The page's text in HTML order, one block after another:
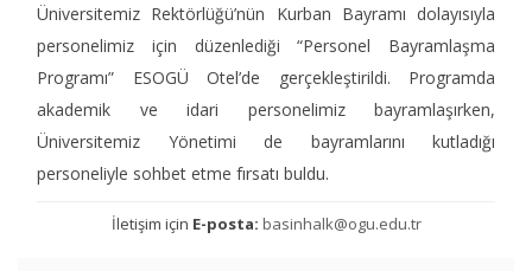
Üniversitemiz Rektörlüğü’nün Kurban Bayramı dolayısıyla
personelimiz için düzenlediği “Personel Bayramlaşma
Programı” ESOGÜ Otel’de gerçekleştirildi. Programda
akademik ve idari personelimiz bayramlaşırken,
Üniversitemiz Yönetimi de bayramlarını kutladığı
personeliyle sohbet etme fırsatı buldu.
İletişim için E-posta: basinhalk@ogu.edu.tr